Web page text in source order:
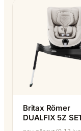
Britax Römer
DUALFIX 5Z